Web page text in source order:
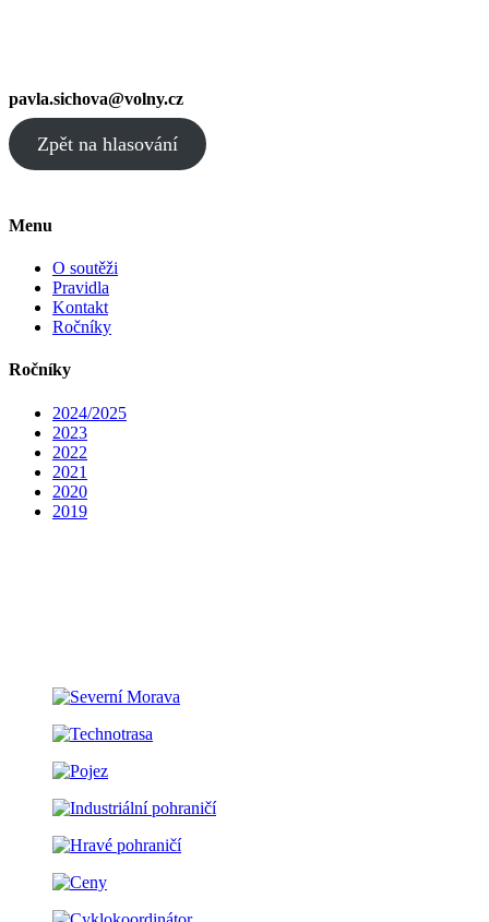
pavla.sichova@volny.cz
Zpět na hlasování
Menu
O soutěži
Pravidla
Kontakt
Ročníky
Ročníky
2024/2025
2023
2022
2021
2020
2019